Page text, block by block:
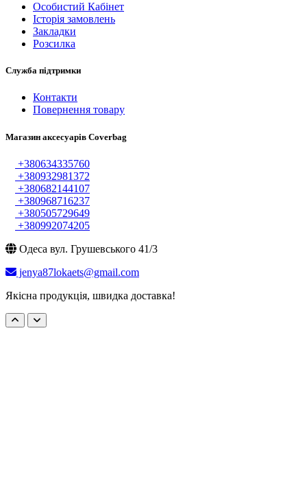
Особистий Кабінет
Історія замовлень
Закладки
Розсилка
Служба підтримки
Контакти
Повернення товару
Магазин аксесуарів Coverbag
+380634335760
+380932981372
+380682144107
+380968716237
+380505729649
+380992074205
Одеса вул. Грушевського 41/3
jenya87lokaets@gmail.com
Якісна продукція, швидка доставка!